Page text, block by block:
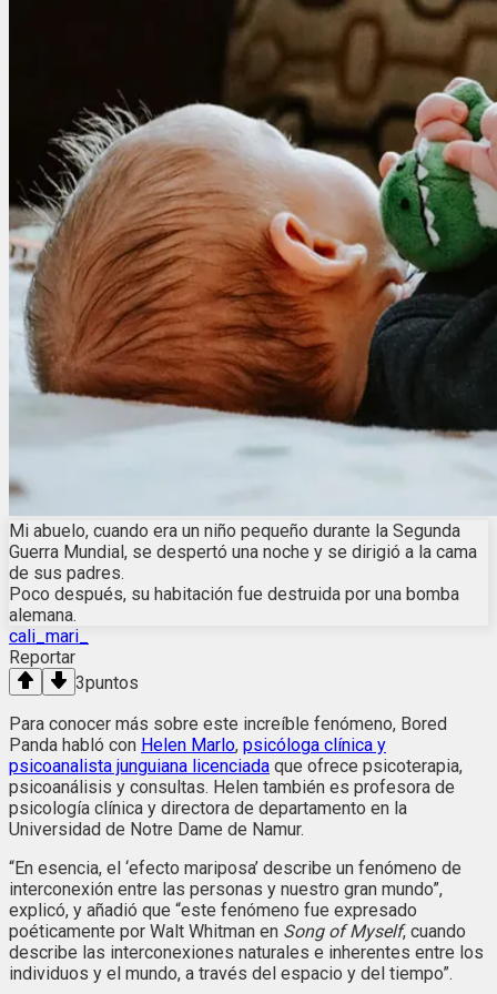
Mi abuelo, cuando era un niño pequeño durante la Segunda
Guerra Mundial, se despertó una noche y se dirigió a la cama
de sus padres.
Poco después, su habitación fue destruida por una bomba
alemana.
cali_mari_
Reportar
3puntos
Para conocer más sobre este increíble fenómeno, Bored
Panda habló con Helen Marlo, psicóloga clínica y
psicoanalista junguiana licenciada que ofrece psicoterapia,
psicoanálisis y consultas. Helen también es profesora de
psicología clínica y directora de departamento en la
Universidad de Notre Dame de Namur.
“En esencia, el ‘efecto mariposa’ describe un fenómeno de
interconexión entre las personas y nuestro gran mundo”,
explicó, y añadió que “este fenómeno fue expresado
poéticamente por Walt Whitman en Song of Myself, cuando
describe las interconexiones naturales e inherentes entre los
individuos y el mundo, a través del espacio y del tiempo”.